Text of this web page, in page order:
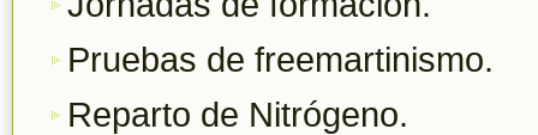
Pruebas de freemartinismo.
Reparto de Nitrógeno.